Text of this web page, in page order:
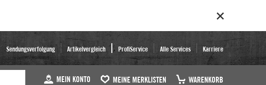
Sendungsverfolgung Artikelvergleich ProfiService Alle Services Karriere
MEIN KONTO MEINE MERKLISTEN WARENKORB